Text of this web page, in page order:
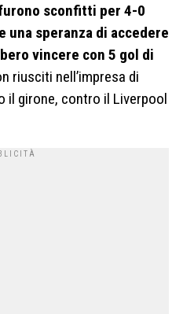
sconfitti per 4-0
una speranza di accedere
vincere con 5 gol di
riusciti nell’impresa di
il girone, contro il Liverpool